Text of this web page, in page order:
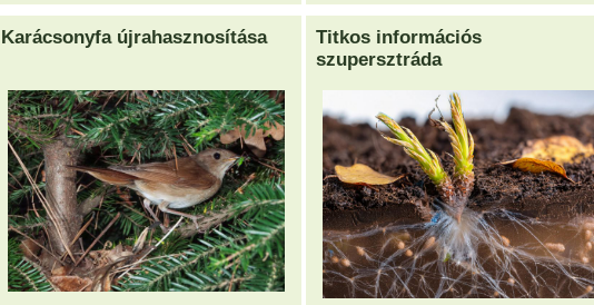
Karácsonyfa újrahasznosítása
Titkos információs
szupersztráda